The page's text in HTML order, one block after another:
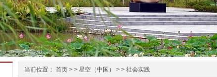
当前位置： 首页 > > 星空（中国） > > 社会实践